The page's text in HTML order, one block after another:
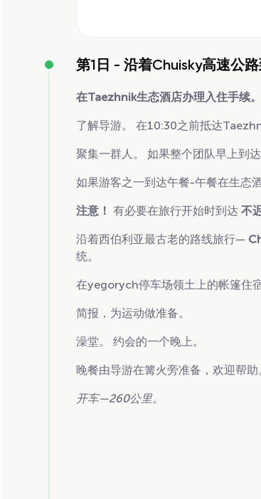
第1日 - 沿着Chuisky高速公
在Taezhnik生态酒店办理入住手续。
了解导游。 在10:30之前抵达
聚集一群人。 如果整个团队早上到
如果游客之一到达午餐-午餐在生态
注意！ 有必要在旅行开始时到达 不
沿着西伯利亚最古老的路线旅行—
统。
在yegorych停车场领土上的帐篷住宿
简报，为运动做准备。
澡堂。 约会的一个晚上。
晚餐由导游在篝火旁准备，欢迎帮助
开车—260公里。